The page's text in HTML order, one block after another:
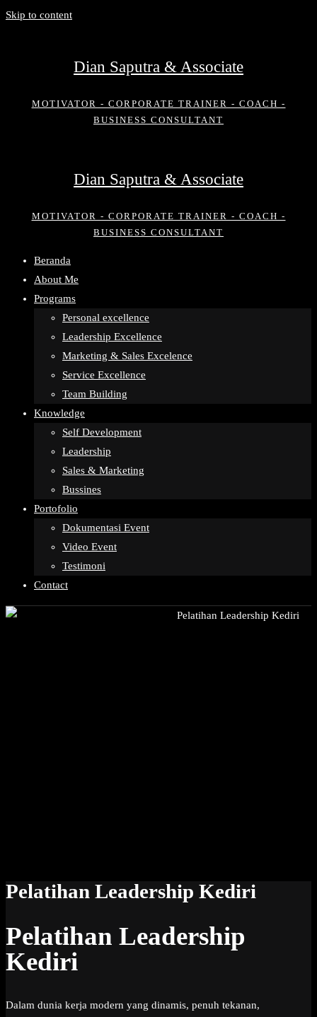
Skip to content
Dian Saputra & Associate
MOTIVATOR - CORPORATE TRAINER - COACH -
BUSINESS CONSULTANT
Dian Saputra & Associate
MOTIVATOR - CORPORATE TRAINER - COACH -
BUSINESS CONSULTANT
Beranda
About Me
Programs
Personal excellence
Leadership Excellence
Marketing & Sales Excelence
Service Excellence
Team Building
Knowledge
Self Development
Leadership
Sales & Marketing
Bussines
Portofolio
Dokumentasi Event
Video Event
Testimoni
Contact
Pelatihan Leadership Kediri
Pelatihan Leadership
Kediri
Dalam dunia kerja modern yang dinamis, penuh tekanan,